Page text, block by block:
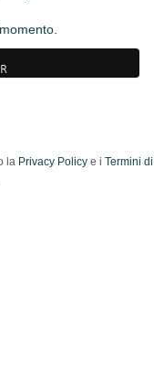
la Privacy Policy e i Termini di